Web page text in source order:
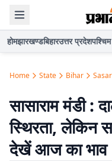
होमझारखण्डबिहारउत्तर प्रदेश
Home State Bihar
सासाराम मंडी :
स्थिरता, लेकिन
देखें आज का भाव